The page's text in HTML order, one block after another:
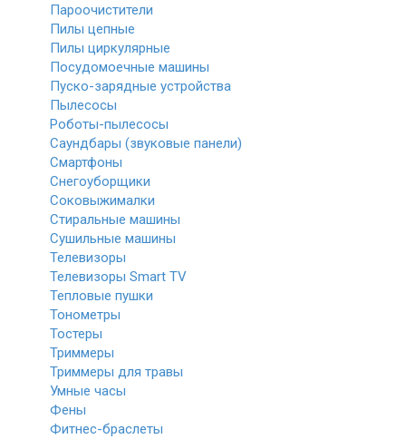
Пароочистители
Пилы цепные
Пилы циркулярные
Посудомоечные машины
Пуско-зарядные устройства
Пылесосы
Роботы-пылесосы
Саундбары (звуковые панели)
Смартфоны
Снегоуборщики
Соковыжималки
Стиральные машины
Сушильные машины
Телевизоры
Телевизоры Smart TV
Тепловые пушки
Тонометры
Тостеры
Триммеры
Триммеры для травы
Умные часы
Фены
Фитнес-браслеты